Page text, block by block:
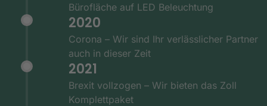
Bürofläche auf LED Beleuchtung
2020
Corona – Wir sind Ihr verlässlicher Partner
auch in dieser Zeit
2021
Brexit vollzogen – Wir bieten das Zoll
Komplettpaket